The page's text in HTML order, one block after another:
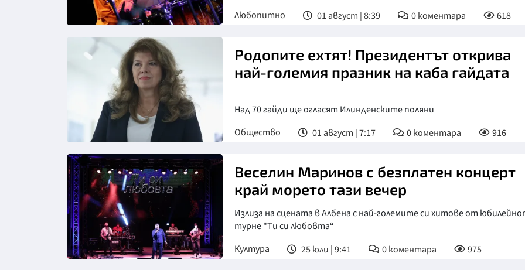
Снимка: БТА
Любопитно
01 август | 8:39 0коментара 618
Снимка: БТА
Родопите ехтят! Президентът открива
най-големия празник на каба гайдата
Над 70 гайди ще огласят Илинденските поляни
Общество
01 август | 7:17 0коментара 916
Веселин Маринов с безплатен концерт
край морето тази вечер
Излиза на сцената в Албена с най-големите си хитове от
турне "Ти си любовта“
Култура
25 юли | 9:41 0коментара 975